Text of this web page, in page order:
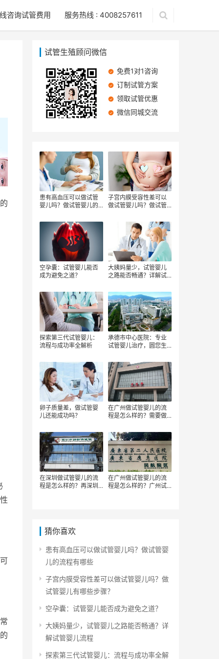
咨询试管费用 服务热线 : 4008257611
试管生殖顾问微信
免费1对1咨询
订制试管方案
领取试管优惠
微信同城交流
患有高血压可以做试管
婴儿吗？做试管婴儿的
子宫内膜受容性差可以
做试管婴儿吗？做试管
空孕囊：试管婴儿能否
成为避免之道？
大姨妈量少，试管婴儿
之路能否畅通？详解试
探索第三代试管婴儿：
流程与成功率全解析
承德市中心医院：专业
试管婴儿治疗，圆您生
卵子质量差，做试管婴
儿还能成功吗？
在广州做试管婴儿的流
程是怎么样的？需要做
在深圳做试管婴儿的流
程是怎么样的？再深圳
在广州做试管婴儿的流
程是怎么样的？广州试
猜你喜欢
患有高血压可以做试管婴儿吗？做试管婴
儿的流程有哪些
子宫内膜受容性差可以做试管婴儿吗？做
试管婴儿有哪些步骤？
空孕囊：试管婴儿能否成为避免之道？
大姨妈量少，试管婴儿之路能否畅通？详
解试管婴儿流程
探索第三代试管婴儿：流程与成功率全解